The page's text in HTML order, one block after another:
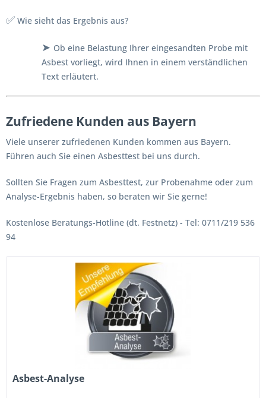
✅ Wie sieht das Ergebnis aus?
➤ Ob eine Belastung Ihrer eingesandten Probe mit
Asbest vorliegt, wird Ihnen in einem verständlichen
Text erläutert.
Zufriedene Kunden aus Bayern
Viele unserer zufriedenen Kunden kommen aus Bayern.
Führen auch Sie einen Asbesttest bei uns durch.
Sollten Sie Fragen zum Asbesttest, zur Probenahme oder zum
Analyse-Ergebnis haben, so beraten wir Sie gerne!
Kostenlose Beratungs-Hotline (dt. Festnetz) - Tel: 0711/219 536
94
Asbest-Analyse